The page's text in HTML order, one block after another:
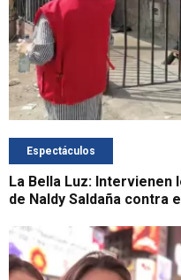
Espectáculos
La Bella Luz: Intervienen
de Naldy Saldaña contra